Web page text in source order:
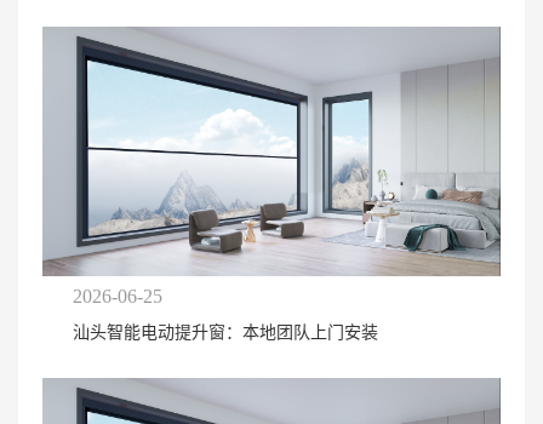
2026-06-25
汕头智能电动提升窗：本地团队上门安装